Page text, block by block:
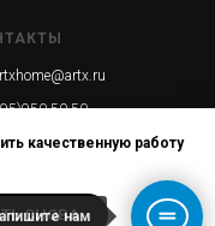
качественную работу
СНОВА
нам
50-50